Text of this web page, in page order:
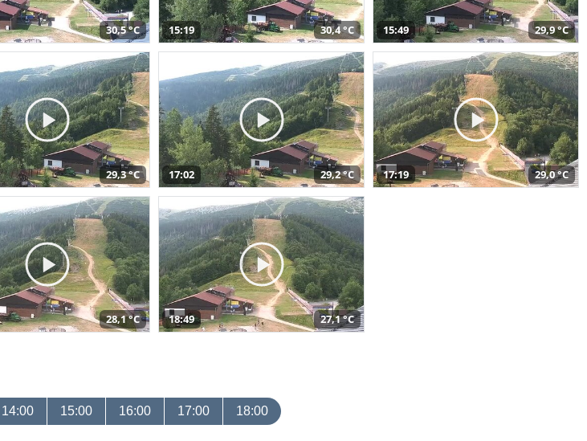
30,5 °C 15:19 30,4 °C 15:49 29,9 °C
29,3 °C 17:02 29,2 °C 17:19 29,0 °C
28,1 °C 18:49 27,1 °C
14:00 15:00 16:00 17:00 18:00